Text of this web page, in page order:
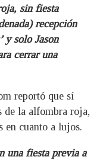
sin fiesta
recepción
y solo Jason
cerrar una
reportó que sí
de la alfombra roja,
en cuanto a lujos.
una fiesta previa a